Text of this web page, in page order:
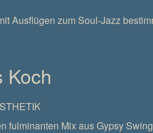
Ausflügen zum Soul-Jazz
Koch
fulminanten Mix aus Gypsy